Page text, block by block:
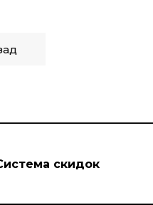
скидок